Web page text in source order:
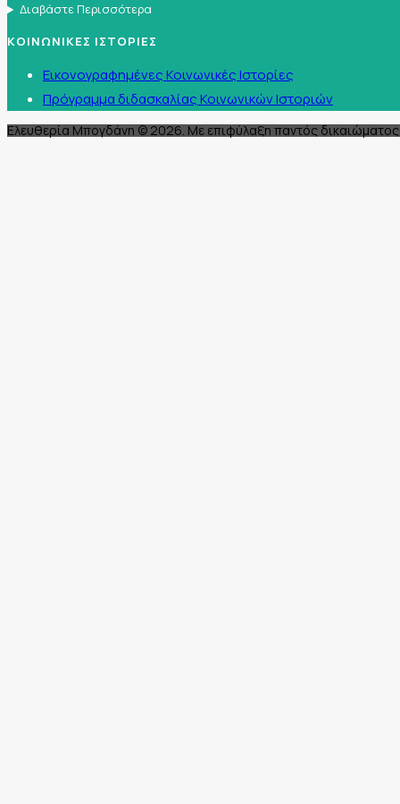
Διαβάστε Περισσότερα
ΚΟΙΝΩΝΙΚΕΣ ΙΣΤΟΡΙΕΣ
Εικονογραφημένες Κοινωνικές Ιστορίες
Πρόγραμμα διδασκαλίας Κοινωνικών Ιστοριών
Ελευθερία Μπογδάνη © 2026. Με επιφύλαξη παντός